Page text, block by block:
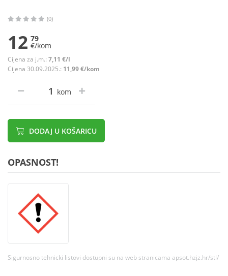
(0)
12 79
€/kom
Cijena za j.m.: 7,11 €/l
Cijena 30.09.2025.: 11,99 €/kom
kom
DODAJ U KOŠARICU
OPASNOST!
Sigurnosno tehnicki listovi dostupni su na web stranicama apsot.hzjz.hr/stl/